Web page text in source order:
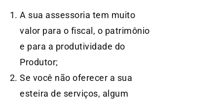
A sua assessoria tem muito
valor para o fiscal, o patrimônio
e para a produtividade do
Produtor;
Se você não oferecer a sua
esteira de serviços, algum